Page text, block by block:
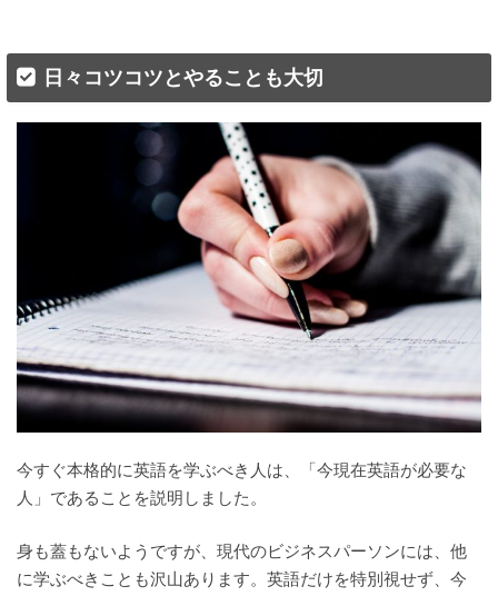
日々コツコツとやることも大切
今すぐ本格的に英語を学ぶべき人は、「今現在英語が必要な
人」であることを説明しました。
身も蓋もないようですが、現代のビジネスパーソンには、他
に学ぶべきことも沢山あります。英語だけを特別視せず、今